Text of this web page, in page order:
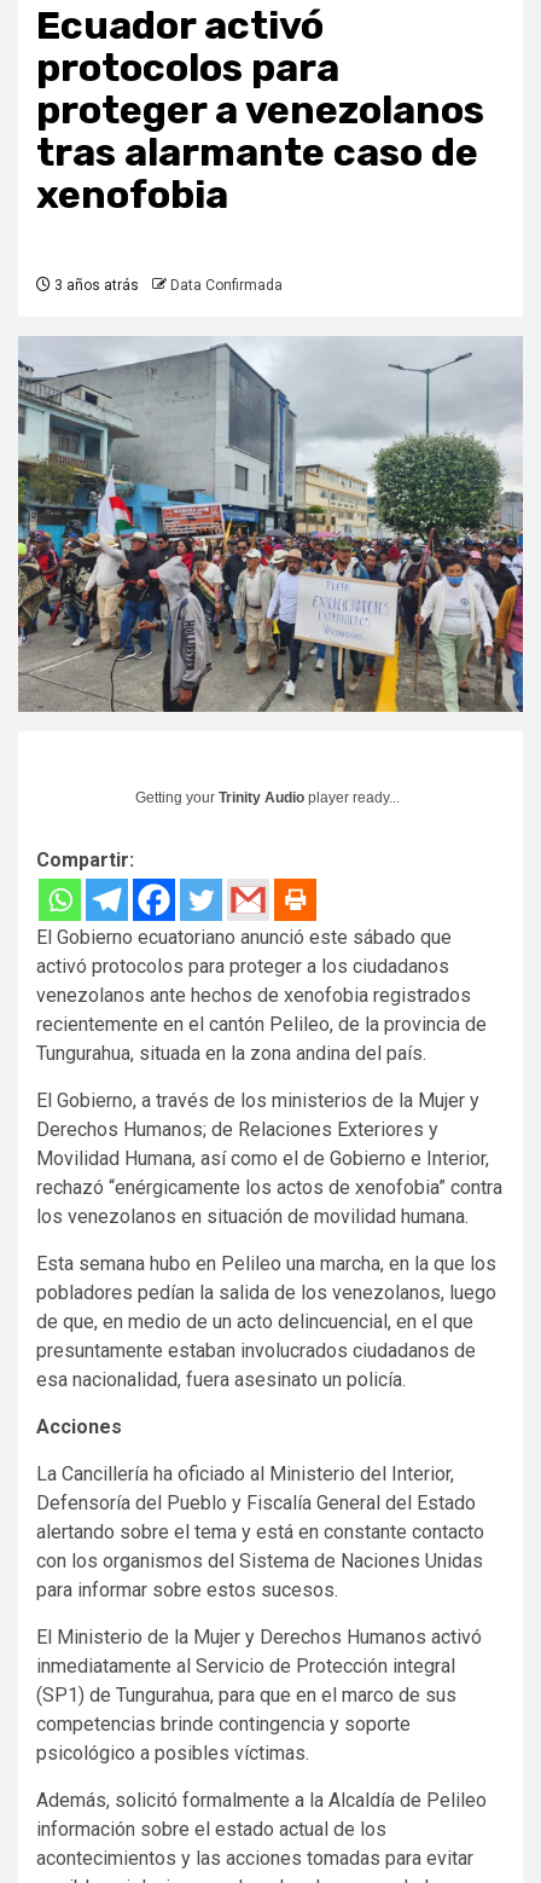
Ecuador activó
protocolos para
proteger a venezolanos
tras alarmante caso de
xenofobia
3 años atrás Data Confirmada
Getting your Trinity Audio player ready...
Compartir:
El Gobierno ecuatoriano anunció este sábado que
activó protocolos para proteger a los ciudadanos
venezolanos ante hechos de xenofobia registrados
recientemente en el cantón Pelileo, de la provincia de
Tungurahua, situada en la zona andina del país.
El Gobierno, a través de los ministerios de la Mujer y
Derechos Humanos; de Relaciones Exteriores y
Movilidad Humana, así como el de Gobierno e Interior,
rechazó “enérgicamente los actos de xenofobia” contra
los venezolanos en situación de movilidad humana.
Esta semana hubo en Pelileo una marcha, en la que los
pobladores pedían la salida de los venezolanos, luego
de que, en medio de un acto delincuencial, en el que
presuntamente estaban involucrados ciudadanos de
esa nacionalidad, fuera asesinato un policía.
Acciones
La Cancillería ha oficiado al Ministerio del Interior,
Defensoría del Pueblo y Fiscalía General del Estado
alertando sobre el tema y está en constante contacto
con los organismos del Sistema de Naciones Unidas
para informar sobre estos sucesos.
El Ministerio de la Mujer y Derechos Humanos activó
inmediatamente al Servicio de Protección integral
(SP1) de Tungurahua, para que en el marco de sus
competencias brinde contingencia y soporte
psicológico a posibles víctimas.
Además, solicitó formalmente a la Alcaldía de Pelileo
información sobre el estado actual de los
acontecimientos y las acciones tomadas para evitar